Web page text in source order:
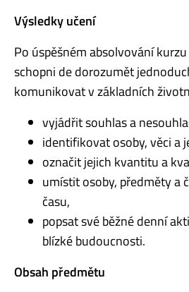
Výsledky učení
Po úspěšném absolvování
schopni de dorozumět
komunikovat v základních
vyjádřit souhlas a
identifikovat osoby, věci a
označit jejich kvantitu a
umístit osoby, předměty a
času,
popsat své běžné denní
blízké budoucnosti.
Obsah předmětu